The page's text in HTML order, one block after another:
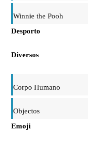
Winnie the Pooh
Desporto
Diversos
Corpo Humano
Objectos
Emoji